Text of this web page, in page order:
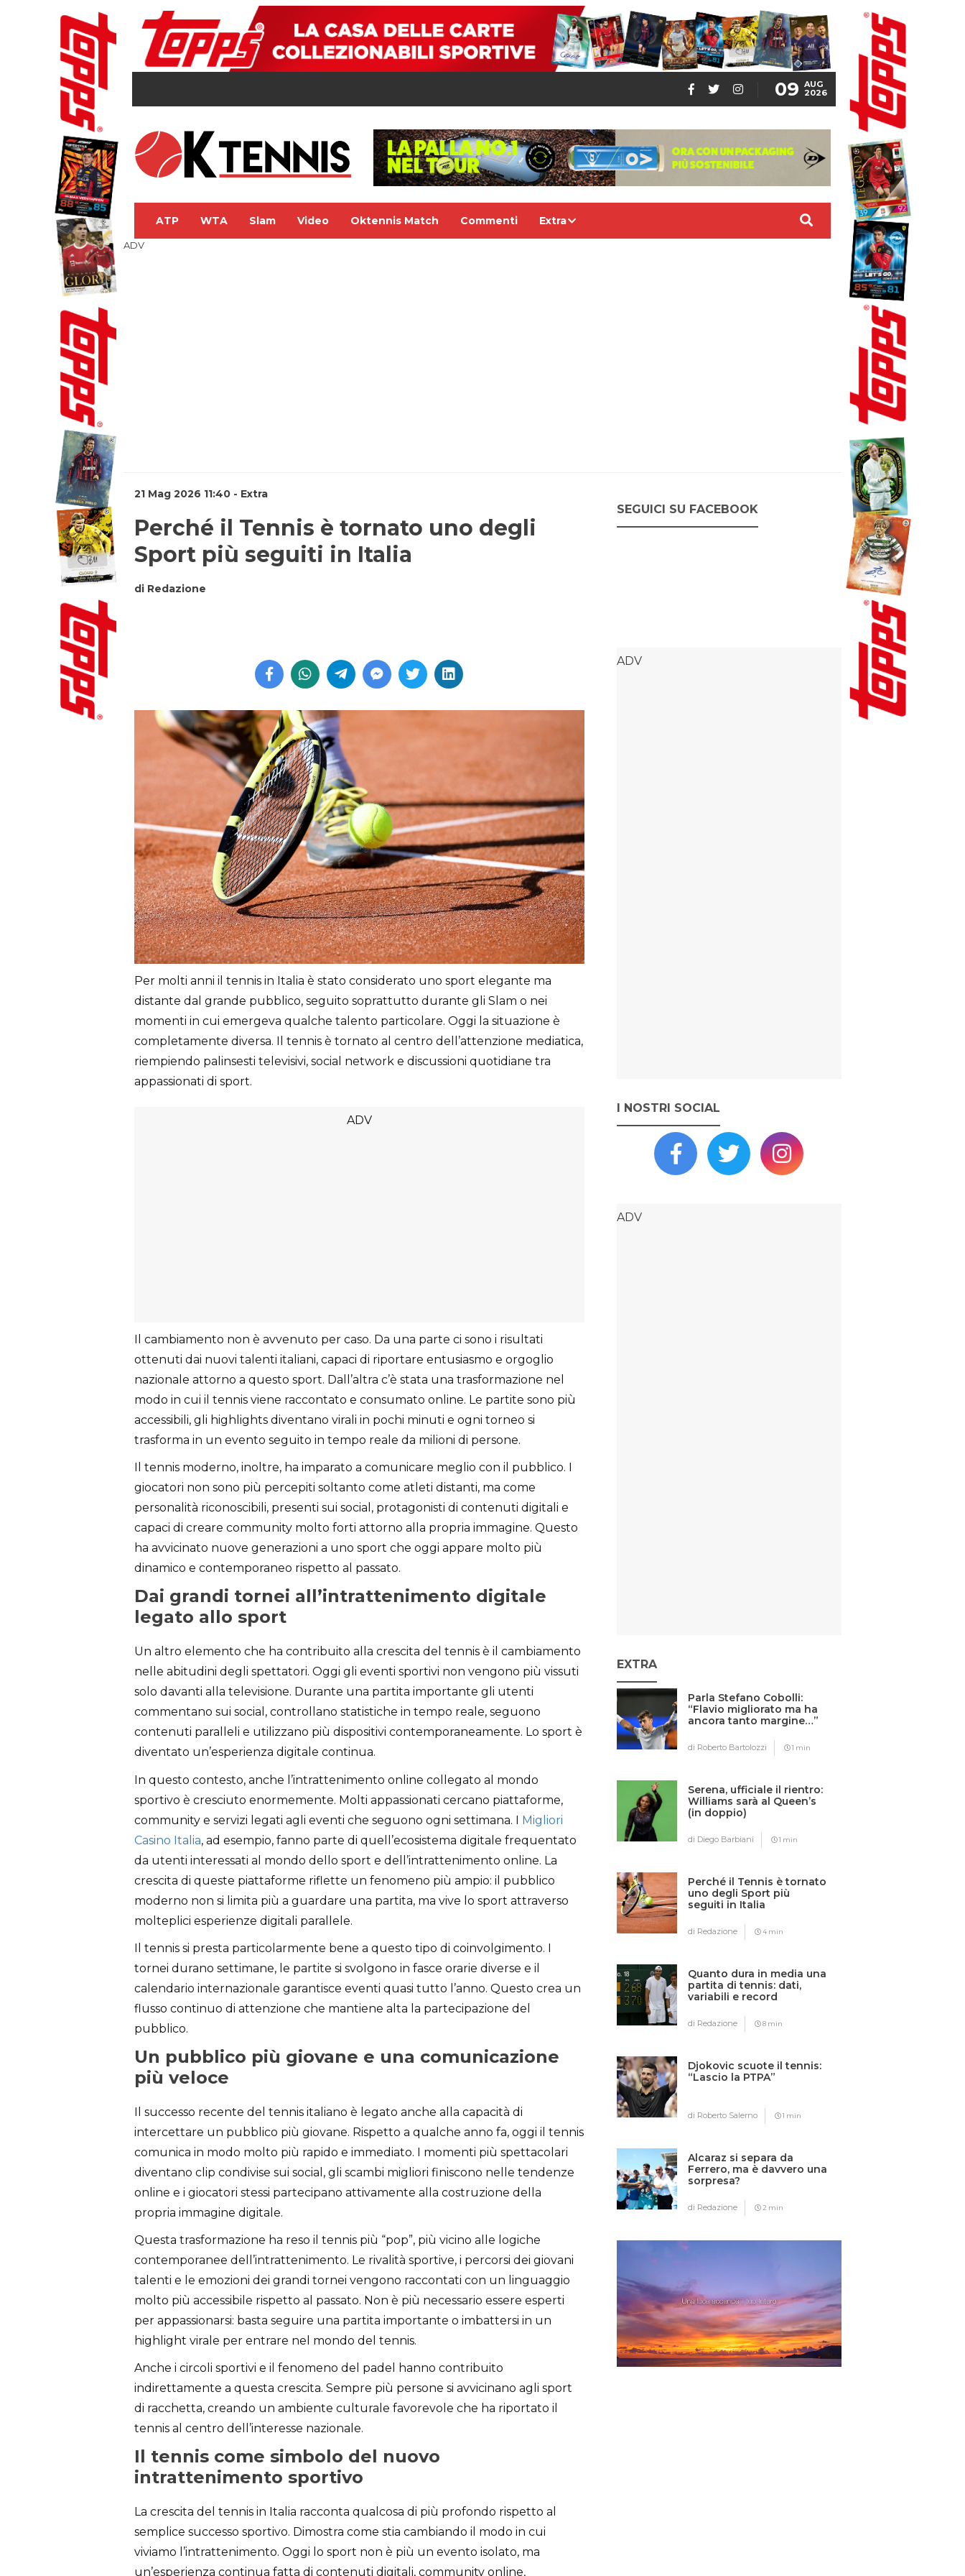
09 AUG
2026
ATP WTA Slam Video Oktennis Match Commenti Extra
21 Mag 2026 11:40 - Extra
Perché il Tennis è tornato uno degli
Sport più seguiti in Italia
di Redazione
Per molti anni il tennis in Italia è stato considerato uno sport elegante ma
distante dal grande pubblico, seguito soprattutto durante gli Slam o nei
momenti in cui emergeva qualche talento particolare. Oggi la situazione è
completamente diversa. Il tennis è tornato al centro dell’attenzione mediatica,
riempiendo palinsesti televisivi, social network e discussioni quotidiane tra
appassionati di sport.
Il cambiamento non è avvenuto per caso. Da una parte ci sono i risultati
ottenuti dai nuovi talenti italiani, capaci di riportare entusiasmo e orgoglio
nazionale attorno a questo sport. Dall’altra c’è stata una trasformazione nel
modo in cui il tennis viene raccontato e consumato online. Le partite sono più
accessibili, gli highlights diventano virali in pochi minuti e ogni torneo si
trasforma in un evento seguito in tempo reale da milioni di persone.
Il tennis moderno, inoltre, ha imparato a comunicare meglio con il pubblico. I
giocatori non sono più percepiti soltanto come atleti distanti, ma come
personalità riconoscibili, presenti sui social, protagonisti di contenuti digitali e
capaci di creare community molto forti attorno alla propria immagine. Questo
ha avvicinato nuove generazioni a uno sport che oggi appare molto più
dinamico e contemporaneo rispetto al passato.
Dai grandi tornei all’intrattenimento digitale
legato allo sport
Un altro elemento che ha contribuito alla crescita del tennis è il cambiamento
nelle abitudini degli spettatori. Oggi gli eventi sportivi non vengono più vissuti
solo davanti alla televisione. Durante una partita importante gli utenti
commentano sui social, controllano statistiche in tempo reale, seguono
contenuti paralleli e utilizzano più dispositivi contemporaneamente. Lo sport è
diventato un’esperienza digitale continua.
In questo contesto, anche l’intrattenimento online collegato al mondo
sportivo è cresciuto enormemente. Molti appassionati cercano piattaforme,
community e servizi legati agli eventi che seguono ogni settimana. I Migliori
Casino Italia, ad esempio, fanno parte di quell’ecosistema digitale frequentato
da utenti interessati al mondo dello sport e dell’intrattenimento online. La
crescita di queste piattaforme riflette un fenomeno più ampio: il pubblico
moderno non si limita più a guardare una partita, ma vive lo sport attraverso
molteplici esperienze digitali parallele.
Il tennis si presta particolarmente bene a questo tipo di coinvolgimento. I
tornei durano settimane, le partite si svolgono in fasce orarie diverse e il
calendario internazionale garantisce eventi quasi tutto l’anno. Questo crea un
flusso continuo di attenzione che mantiene alta la partecipazione del
pubblico.
Un pubblico più giovane e una comunicazione
più veloce
Il successo recente del tennis italiano è legato anche alla capacità di
intercettare un pubblico più giovane. Rispetto a qualche anno fa, oggi il tennis
comunica in modo molto più rapido e immediato. I momenti più spettacolari
diventano clip condivise sui social, gli scambi migliori finiscono nelle tendenze
online e i giocatori stessi partecipano attivamente alla costruzione della
propria immagine digitale.
Questa trasformazione ha reso il tennis più “pop”, più vicino alle logiche
contemporanee dell’intrattenimento. Le rivalità sportive, i percorsi dei giovani
talenti e le emozioni dei grandi tornei vengono raccontati con un linguaggio
molto più accessibile rispetto al passato. Non è più necessario essere esperti
per appassionarsi: basta seguire una partita importante o imbattersi in un
highlight virale per entrare nel mondo del tennis.
Anche i circoli sportivi e il fenomeno del padel hanno contribuito
indirettamente a questa crescita. Sempre più persone si avvicinano agli sport
di racchetta, creando un ambiente culturale favorevole che ha riportato il
tennis al centro dell’interesse nazionale.
Il tennis come simbolo del nuovo
intrattenimento sportivo
La crescita del tennis in Italia racconta qualcosa di più profondo rispetto al
semplice successo sportivo. Dimostra come stia cambiando il modo in cui
viviamo l’intrattenimento. Oggi lo sport non è più un evento isolato, ma
un’esperienza continua fatta di contenuti digitali, community online,
SEGUICI SU FACEBOOK
I NOSTRI SOCIAL
EXTRA
Parla Stefano Cobolli:
“Flavio migliorato ma ha
ancora tanto margine…”
di Roberto Bartolozzi 1 min
Serena, ufficiale il rientro:
Williams sarà al Queen’s
(in doppio)
di Diego Barbiani 1 min
Perché il Tennis è tornato
uno degli Sport più
seguiti in Italia
di Redazione 4 min
Quanto dura in media una
partita di tennis: dati,
variabili e record
di Redazione 8 min
Djokovic scuote il tennis:
“Lascio la PTPA”
di Roberto Salerno 1 min
Alcaraz si separa da
Ferrero, ma è davvero una
sorpresa?
di Redazione 2 min